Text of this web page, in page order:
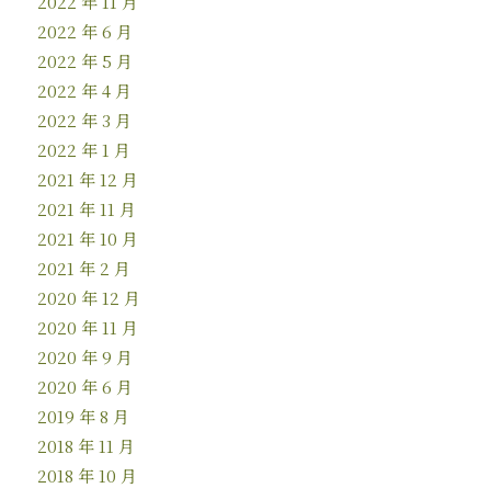
2022 年 6 月
2022 年 5 月
2022 年 4 月
2022 年 3 月
2022 年 1 月
2021 年 12 月
2021 年 11 月
2021 年 10 月
2021 年 2 月
2020 年 12 月
2020 年 11 月
2020 年 9 月
2020 年 6 月
2019 年 8 月
2018 年 11 月
2018 年 10 月